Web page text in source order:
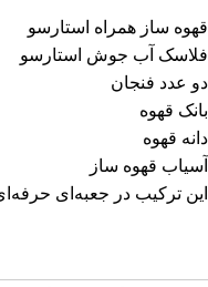
قهوه ساز همراه استارسو
فلاسک آب جوش استارسو
دو عدد فنجان
بانک قهوه
دانه قهوه
آسیاب قهوه ساز
این ترکیب در جعبه‌ای